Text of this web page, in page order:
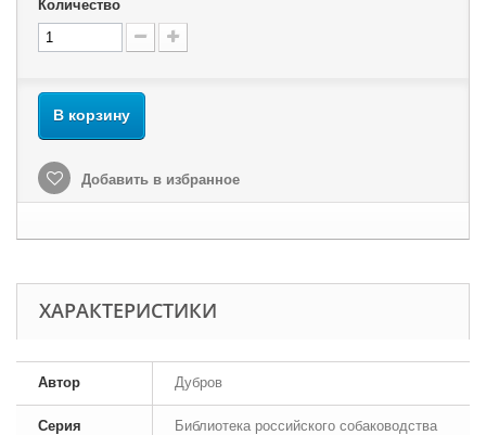
Количество
В корзину
Добавить в избранное
ХАРАКТЕРИСТИКИ
Автор Дубров
Серия Библиотека российского собаководства